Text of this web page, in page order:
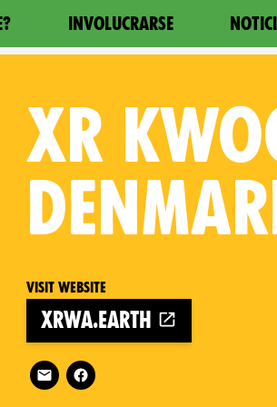
INVOLUCRARSE
XR
Visit website
xrwa.earth
Follow XR Kwoorabup Denmark on